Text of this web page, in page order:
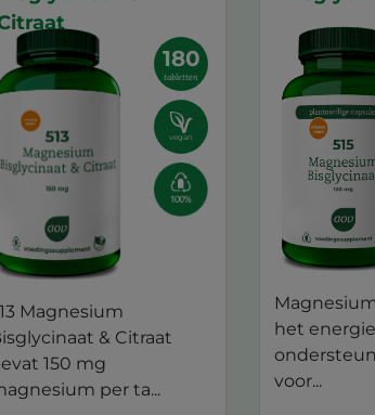
180
tabletten
vegan
Magnesium
& Citraat
150 mg
per ta...
het
voor...